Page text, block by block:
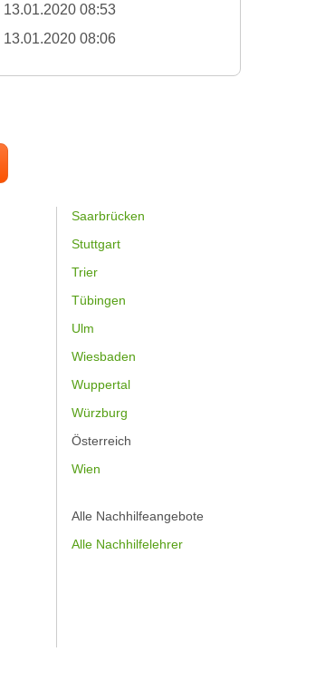
13.01.2020 08:53
13.01.2020 08:06
Saarbrücken
Stuttgart
Trier
Tübingen
Ulm
Wiesbaden
Wuppertal
Würzburg
Österreich
Wien
Alle Nachhilfeangebote
Alle Nachhilfelehrer